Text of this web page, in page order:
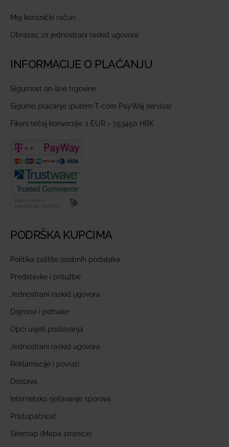
Moj korisnički račun
Obrazac za jednostrani raskid ugovora
INFORMACIJE O PLAĆANJU
Sigurnost on-line trgovine
Sigurno plaćanje (putem T-com PayWaj servisa)
Fiksni tečaj konverzije: 1 EUR = 7,53450 HRK
PODRŠKA KUPCIMA
Politika zaštite osobnih podataka
Predstavke i pritužbe
Jednostrani raskid ugovora
Dojmovi i pohvale
Opći uvjeti poslovanja
Jednostrani raskid ugovora
Reklamacije i povrati
Dostava
Internetsko rješavanje sporova
Pristupačnost
Sitemap (Mapa stranice)